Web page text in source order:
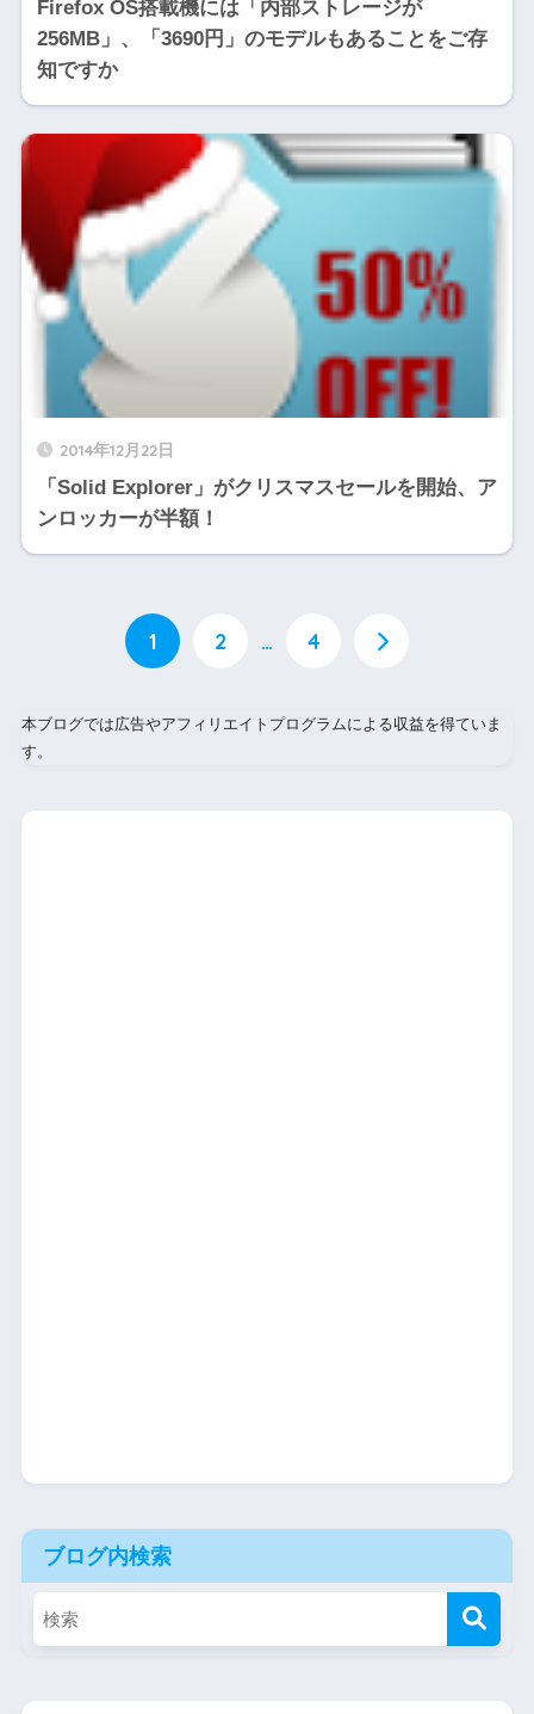
Firefox OS搭載機には「内部ストレージが
256MB」、「3690円」のモデルもあることをご存
知ですか
2014年12月22日
「Solid Explorer」がクリスマスセールを開始、ア
ンロッカーが半額！
1 2 … 4
本ブログでは広告やアフィリエイトプログラムによる収益を得ていま
す。
ブログ内検索